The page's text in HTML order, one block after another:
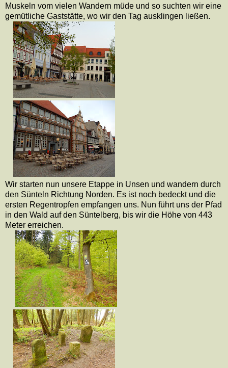
Muskeln vom vielen Wandern müde und so suchten wir eine
gemütliche Gaststätte, wo wir den Tag ausklingen ließen.
Wir starten nun unsere Etappe in Unsen und wandern durch
den Sünteln Richtung Norden. Es ist noch bedeckt und die
ersten Regentropfen empfangen uns. Nun führt uns der Pfad
in den Wald auf den Süntelberg, bis wir die Höhe von 443
Meter erreichen.